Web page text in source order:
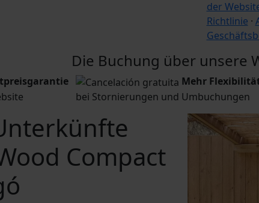
der
Richtlinie ·
Die Buchung über unsere
Mehr
bei Stornierungen und Umbuchungen
Compact